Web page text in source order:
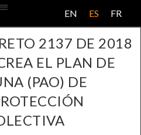
EN ES FR
2137 DE 2018
EL PLAN DE
(PAO) DE